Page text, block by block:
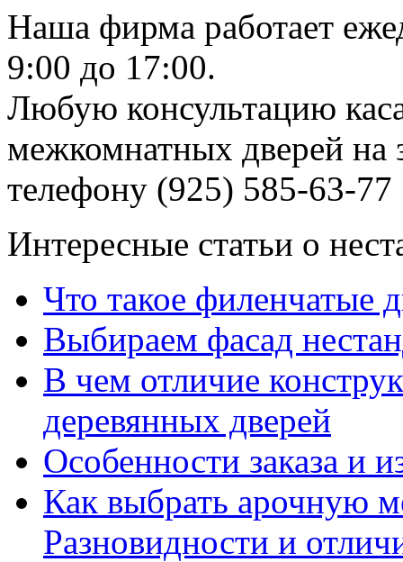
Наша фирма работает
9:00 до 17:00.
Любую консультацию
межкомнатных дверей на
телефону (925) 585-63-77
Интересные статьи о
Что такое филенчатые
Выбираем фасад
В чем отличие
деревянных дверей
Особенности заказа и
Как выбрать арочную
Разновидности и